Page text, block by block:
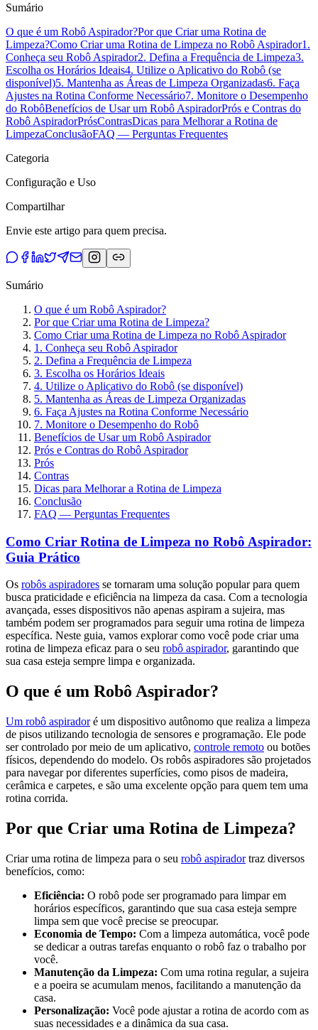
Sumário
O que é um Robô Aspirador?Por que Criar uma Rotina de
Limpeza?Como Criar uma Rotina de Limpeza no Robô Aspirador1.
Conheça seu Robô Aspirador2. Defina a Frequência de Limpeza3.
Escolha os Horários Ideais4. Utilize o Aplicativo do Robô (se
disponível)5. Mantenha as Áreas de Limpeza Organizadas6. Faça
Ajustes na Rotina Conforme Necessário7. Monitore o Desempenho
do RobôBenefícios de Usar um Robô AspiradorPrós e Contras do
Robô AspiradorPrósContrasDicas para Melhorar a Rotina de
LimpezaConclusãoFAQ — Perguntas Frequentes
Categoria
Configuração e Uso
Compartilhar
Envie este artigo para quem precisa.
Sumário
O que é um Robô Aspirador?
Por que Criar uma Rotina de Limpeza?
Como Criar uma Rotina de Limpeza no Robô Aspirador
1. Conheça seu Robô Aspirador
2. Defina a Frequência de Limpeza
3. Escolha os Horários Ideais
4. Utilize o Aplicativo do Robô (se disponível)
5. Mantenha as Áreas de Limpeza Organizadas
6. Faça Ajustes na Rotina Conforme Necessário
7. Monitore o Desempenho do Robô
Benefícios de Usar um Robô Aspirador
Prós e Contras do Robô Aspirador
Prós
Contras
Dicas para Melhorar a Rotina de Limpeza
Conclusão
FAQ — Perguntas Frequentes
Como Criar Rotina de Limpeza no Robô Aspirador:
Guia Prático
Os robôs aspiradores se tornaram uma solução popular para quem
busca praticidade e eficiência na limpeza da casa. Com a tecnologia
avançada, esses dispositivos não apenas aspiram a sujeira, mas
também podem ser programados para seguir uma rotina de limpeza
específica. Neste guia, vamos explorar como você pode criar uma
rotina de limpeza eficaz para o seu robô aspirador, garantindo que
sua casa esteja sempre limpa e organizada.
O que é um Robô Aspirador?
Um robô aspiradoré um dispositivo autônomo que realiza a limpeza
de pisos utilizando tecnologia de sensores e programação. Ele pode
ser controlado por meio de um aplicativo, controle remoto ou botões
físicos, dependendo do modelo. Os robôs aspiradores são projetados
para navegar por diferentes superfícies, como pisos de madeira,
cerâmica e carpetes, e são uma excelente opção para quem tem uma
rotina corrida.
Por que Criar uma Rotina de Limpeza?
Criar uma rotina de limpeza para o seu robô aspiradortraz diversos
benefícios, como:
Eficiência: O robô pode ser programado para limpar em
horários específicos, garantindo que sua casa esteja sempre
limpa sem que você precise se preocupar.
Economia de Tempo: Com a limpeza automática, você pode
se dedicar a outras tarefas enquanto o robô faz o trabalho por
você.
Manutenção da Limpeza: Com uma rotina regular, a sujeira
e a poeira se acumulam menos, facilitando a manutenção da
casa.
Personalização: Você pode ajustar a rotina de acordo com as
suas necessidades e a dinâmica da sua casa.